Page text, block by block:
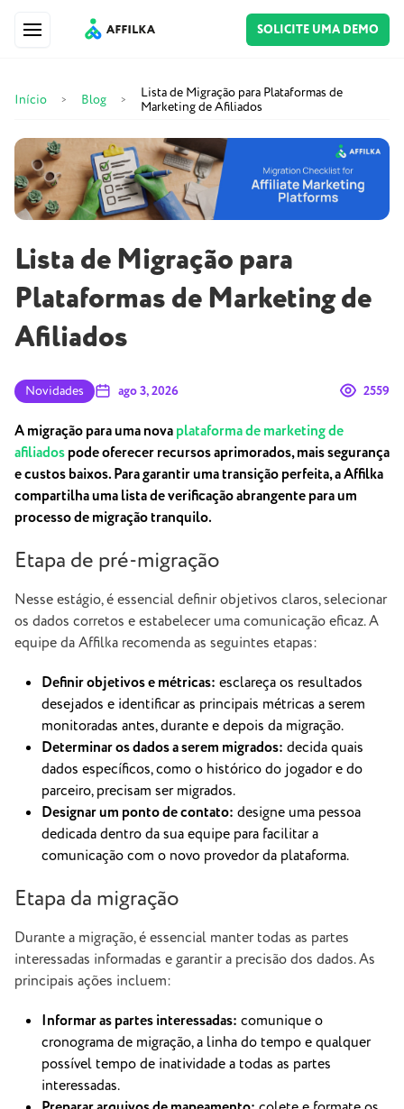
SOLICITE UMA DEMO
Início > Blog >
Lista de Migração para Plataformas de
Marketing de Afiliados
Lista de Migração para
Plataformas de Marketing de
Afiliados
Novidades ago 3, 2026 2559
A migração para uma novaplataforma de marketing de
afiliadospode oferecer recursos aprimorados, mais segurança
e custos baixos. Para garantir uma transição perfeita, a Affilka
compartilha uma lista de verificação abrangente para um
processo de migração tranquilo.
Etapa de pré-migração
Nesse estágio, é essencial definir objetivos claros, selecionar
os dados corretos e estabelecer uma comunicação eficaz. A
equipe da Affilka recomenda as seguintes etapas:
Definir objetivos e métricas: esclareça os resultados
desejados e identificar as principais métricas a serem
monitoradas antes, durante e depois da migração.
Determinar os dados a serem migrados: decida quais
dados específicos, como o histórico do jogador e do
parceiro, precisam ser migrados.
Designar um ponto de contato: designe uma pessoa
dedicada dentro da sua equipe para facilitar a
comunicação com o novo provedor da plataforma.
Etapa da migração
Durante a migração, é essencial manter todas as partes
interessadas informadas e garantir a precisão dos dados. As
principais ações incluem:
Informar as partes interessadas: comunique o
cronograma de migração, a linha do tempo e qualquer
possível tempo de inatividade a todas as partes
interessadas.